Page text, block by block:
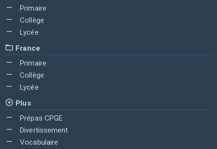
Primaire
Collège
Lycée
France
Primaire
Collège
Lycée
Plus
Prépas CPGE
Divertissement
Vocabulaire